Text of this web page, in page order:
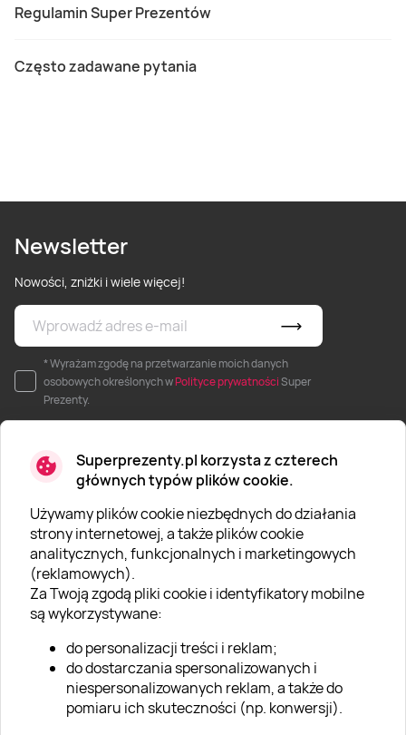
Superprezenty.pl korzysta z czterech
głównych typów plików cookie.
Używamy plików cookie niezbędnych do działania
strony internetowej, a także plików cookie
analitycznych, funkcjonalnych i marketingowych
(reklamowych).
Za Twoją zgodą pliki cookie i identyfikatory mobilne
są wykorzystywane:
do personalizacji treści i reklam;
do dostarczania spersonalizowanych i
niespersonalizowanych reklam, a także do
pomiaru ich skuteczności (np. konwersji).
Regulamin Super Prezentów
Często zadawane pytania
Newsletter
Nowości, zniżki i wiele więcej!
* Wyrażam zgodę na przetwarzanie moich danych
osobowych określonych wPolityce prywatnościSuper
Prezenty.
O SUPERPREZENTY
O nas
Aktualności
Kariera w Super Prezentach
Klub Lojalnościowy